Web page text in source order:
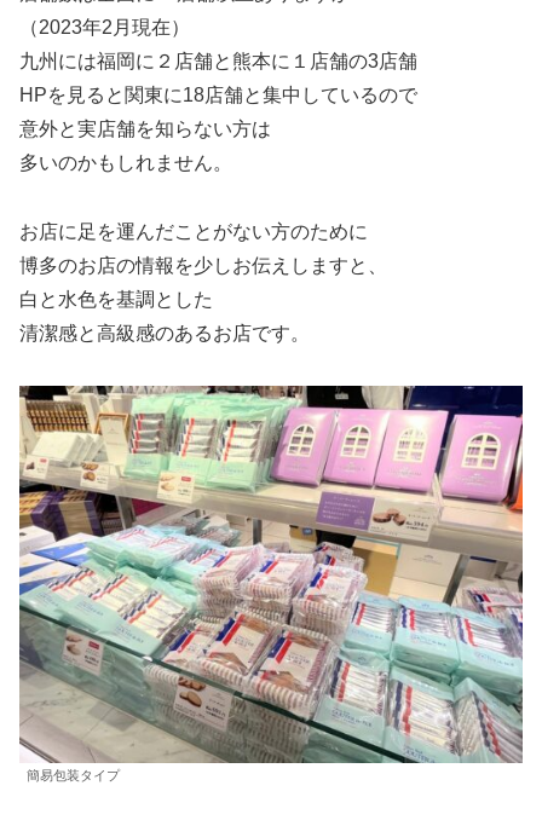
（2023年2月現在）
九州には福岡に２店舗と熊本に１店舗の3店舗
HPを見ると関東に18店舗と集中しているので
意外と実店舗を知らない方は
多いのかもしれません。
お店に足を運んだことがない方のために
博多のお店の情報を少しお伝えしますと、
白と水色を基調とした
清潔感と高級感のあるお店です。
簡易包装タイプ